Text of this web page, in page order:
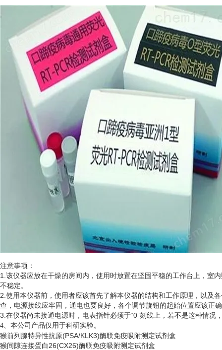
注意事项：
1.该仪器应放在干燥的房间内，使用时放置在坚固平稳的工作台上，室
不稳定。
2.使用本仪器前，使用者应该首先了解本仪器的结构和工作原理，以及
查，电源接线应牢固，通电也要良好，各个调节旋钮的起始位置应该正
3.在仪器尚未接通电源时，电表指针必须于“0”刻线上，若不是这种情况
4 本公司产品仅用于科研实验。
猴前列腺特异性抗原(PSA/KLK3)酶联免疫吸附测定试剂盒
猴间隙连接蛋白26(CX26)酶联免疫吸附测定试剂盒